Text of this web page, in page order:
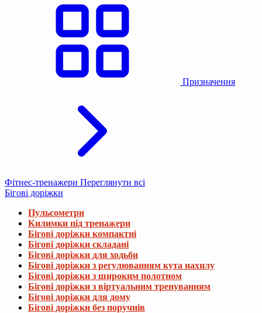
Призначення
Фітнес-тренажери Переглянути всі
Бігові доріжки
Пульсометри
Килимки під тренажери
Бігові доріжки компактні
Бігові доріжки складані
Бігові доріжки для ходьби
Бігові доріжки з регулюванням кута нахилу
Бігові доріжки з широким полотном
Бігові доріжки з віртуальним тренуванням
Бігові доріжки для дому
Бігові доріжки без поручнів